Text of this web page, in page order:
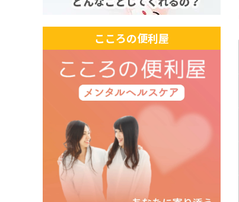
こころの便利屋